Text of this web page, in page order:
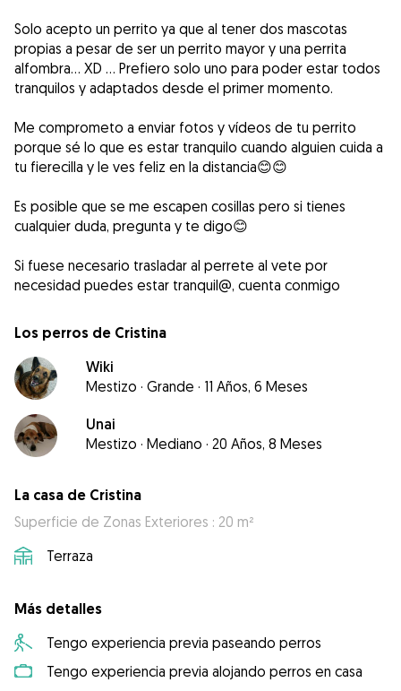
Solo acepto un perrito ya que al tener dos mascotas
propias a pesar de ser un perrito mayor y una perrita
alfombra... XD ... Prefiero solo uno para poder estar todos
tranquilos y adaptados desde el primer momento.
Me comprometo a enviar fotos y vídeos de tu perrito
porque sé lo que es estar tranquilo cuando alguien cuida a
tu fierecilla y le ves feliz en la distancia😊😊
Es posible que se me escapen cosillas pero si tienes
cualquier duda, pregunta y te digo😊
Si fuese necesario trasladar al perrete al vete por
necesidad puedes estar tranquil@, cuenta conmigo
Los perros de Cristina
Wiki
Mestizo · Grande · 11 Años, 6 Meses
Unai
Mestizo · Mediano · 20 Años, 8 Meses
La casa de Cristina
Superficie de Zonas Exteriores : 20 m²
Terraza
Más detalles
Tengo experiencia previa paseando perros
Tengo experiencia previa alojando perros en casa